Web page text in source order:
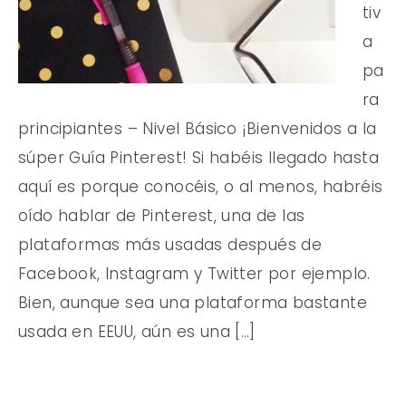
tiv
a
pa
ra
principiantes – Nivel Básico ¡Bienvenidos a la
súper Guía Pinterest! Si habéis llegado hasta
aquí es porque conocéis, o al menos, habréis
oído hablar de Pinterest, una de las
plataformas más usadas después de
Facebook, Instagram y Twitter por ejemplo.
Bien, aunque sea una plataforma bastante
usada en EEUU, aún es una […]